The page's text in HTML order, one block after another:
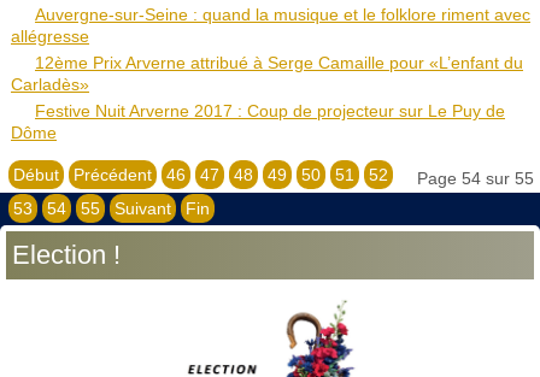
Auvergne-sur-Seine : quand la musique et le folklore riment avec
allégresse
12ème Prix Arverne attribué à Serge Camaille pour «L’enfant du
Carladès»
Festive Nuit Arverne 2017 : Coup de projecteur sur Le Puy de
Dôme
Page 54 sur 55
Début Précédent 46 47 48 49 50 51
52
53
54 55 Suivant Fin
Election !